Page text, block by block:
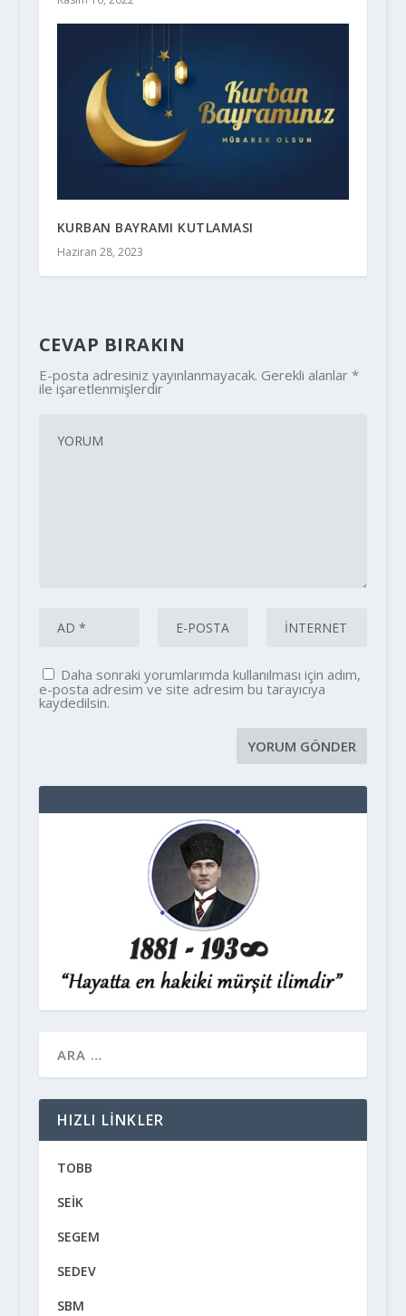
KURBAN BAYRAMI KUTLAMASI
Haziran 28, 2023
CEVAP BIRAKIN
E-posta adresiniz yayınlanmayacak. Gerekli alanlar *
ile işaretlenmişlerdir
Daha sonraki yorumlarımda kullanılması için adım,
e-posta adresim ve site adresim bu tarayıcıya
kaydedilsin.
HIZLI LINKLER
TOBB
SEİK
SEGEM
SEDEV
SBM